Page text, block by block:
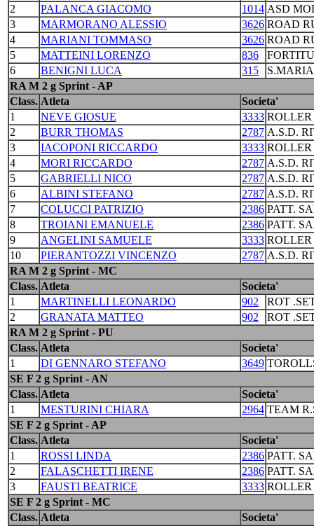
2
PALANCA GIACOMO 1014 ASD
3
MARMORANO ALESSIO 3626 ROAD
4
MARIANI TOMMASO 3626 ROAD
5
MATTEINI LORENZO 836
6
BENIGNI LUCA 315
RA M 2 g Sprint - AP
Class. Atleta
Societa'
1
NEVE GIOSUE 3333 ROLLER
2
BURR THOMAS 2787 A.S.D.
3
IACOPONI RICCARDO 3333 ROLLER
4
MORI RICCARDO 2787 A.S.D.
5
GABRIELLI NICO 2787 A.S.D.
6
ALBINI STEFANO 2787 A.S.D.
7
COLUCCI PATRIZIO 2386 PATT.
8
TROIANI EMANUELE 2386 PATT.
9
ANGELINI SAMUELE 3333 ROLLER
10
PIERANTOZZI VINCENZO 2787 A.S.D.
RA M 2 g Sprint - MC
Class. Atleta
Societa'
1
MARTINELLI LEONARDO 902
ROT
2
GRANATA MATTEO 902
ROT
RA M 2 g Sprint - PU
Class. Atleta
Societa'
1
DI GENNARO STEFANO 3649
SE F 2 g Sprint - AN
Class. Atleta
Societa'
1
MESTURINI CHIARA 2964 TEAM
SE F 2 g Sprint - AP
Class. Atleta
Societa'
1
ROSSI LINDA 2386 PATT.
2
FALASCHETTI IRENE 2386 PATT.
3
FAUSTI BEATRICE 3333 ROLLER
SE F 2 g Sprint - MC
Class. Atleta
Societa'